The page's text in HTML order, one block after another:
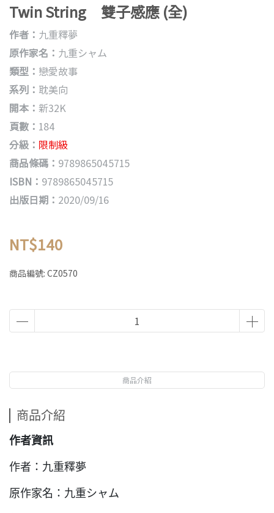
Twin String 雙子感應 (全)
作者： 九重釋夢
原作家名： 九重シャム
類型： 戀愛故事
系列： 耽美向
開本： 新32K
頁數： 184
分級： 限制級
商品條碼： 9789865045715
ISBN： 9789865045715
出版日期： 2020/09/16
NT$140
商品編號: CZ0570
商品介紹
商品介紹
作者資訊
作者：九重釋夢
原作家名：九重シャム